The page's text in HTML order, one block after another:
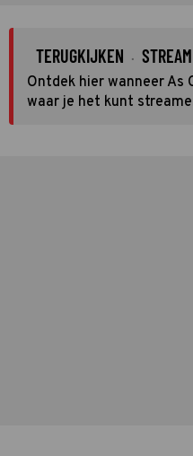
TERUGKIJKEN ·
Ontdek hier wanneer As
waar je het kunt